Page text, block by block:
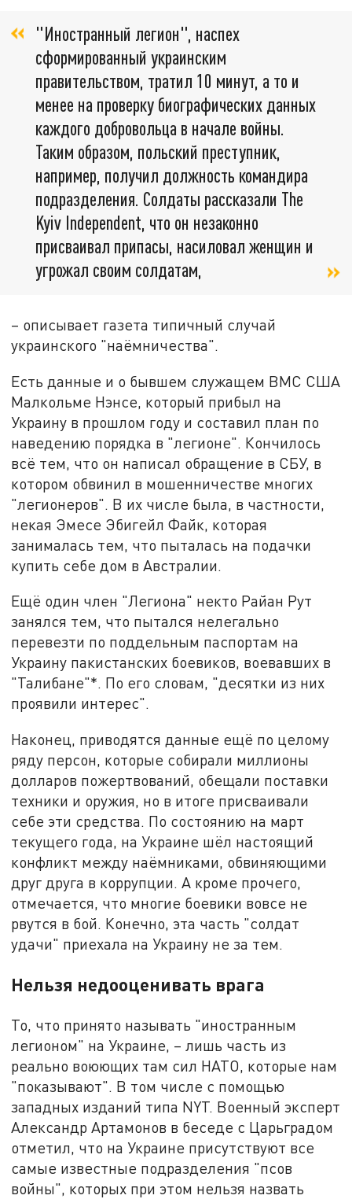
"Иностранный легион", наспех
сформированный украинским
правительством, тратил 10 минут, а то и
менее на проверку биографических данных
каждого добровольца в начале войны.
Таким образом, польский преступник,
например, получил должность командира
подразделения. Солдаты рассказали The
Kyiv Independent, что он незаконно
присваивал припасы, насиловал женщин и
угрожал своим солдатам,
– описывает газета типичный случай
украинского "наёмничества".
Есть данные и о бывшем служащем ВМС США
Малкольме Нэнсе, который прибыл на
Украину в прошлом году и составил план по
наведению порядка в "легионе". Кончилось
всё тем, что он написал обращение в СБУ, в
котором обвинил в мошенничестве многих
"легионеров". В их числе была, в частности,
некая Эмесе Эбигейл Файк, которая
занималась тем, что пыталась на подачки
купить себе дом в Австралии.
Ещё один член "Легиона" некто Райан Рут
занялся тем, что пытался нелегально
перевезти по поддельным паспортам на
Украину пакистанских боевиков, воевавших в
"Талибане"*. По его словам, "десятки из них
проявили интерес".
Наконец, приводятся данные ещё по целому
ряду персон, которые собирали миллионы
долларов пожертвований, обещали поставки
техники и оружия, но в итоге присваивали
себе эти средства. По состоянию на март
текущего года, на Украине шёл настоящий
конфликт между наёмниками, обвиняющими
друг друга в коррупции. А кроме прочего,
отмечается, что многие боевики вовсе не
рвутся в бой. Конечно, эта часть "солдат
удачи" приехала на Украину не за тем.
Нельзя недооценивать врага
То, что принято называть "иностранным
легионом" на Украине, – лишь часть из
реально воюющих там сил НАТО, которые нам
"показывают". В том числе с помощью
западных изданий типа NYT. Военный эксперт
Александр Артамонов в беседе с Царьградом
отметил, что на Украине присутствуют все
самые известные подразделения "псов
войны", которых при этом нельзя назвать